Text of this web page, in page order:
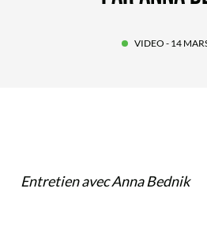
VIDEO - 14
Entretien avec Anna Bednik